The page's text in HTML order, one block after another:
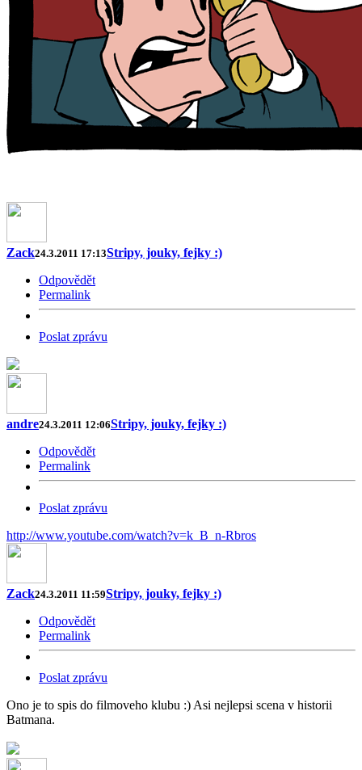
Zack24.3.2011 17:13Stripy, jouky, fejky :)
Odpovědět
Permalink
Poslat zprávu
andre24.3.2011 12:06Stripy, jouky, fejky :)
Odpovědět
Permalink
Poslat zprávu
http://www.youtube.com/watch?v=k_B_n-Rbros
Zack24.3.2011 11:59Stripy, jouky, fejky :)
Odpovědět
Permalink
Poslat zprávu
Ono je to spis do filmoveho klubu :) Asi nejlepsi scena v historii
Batmana.